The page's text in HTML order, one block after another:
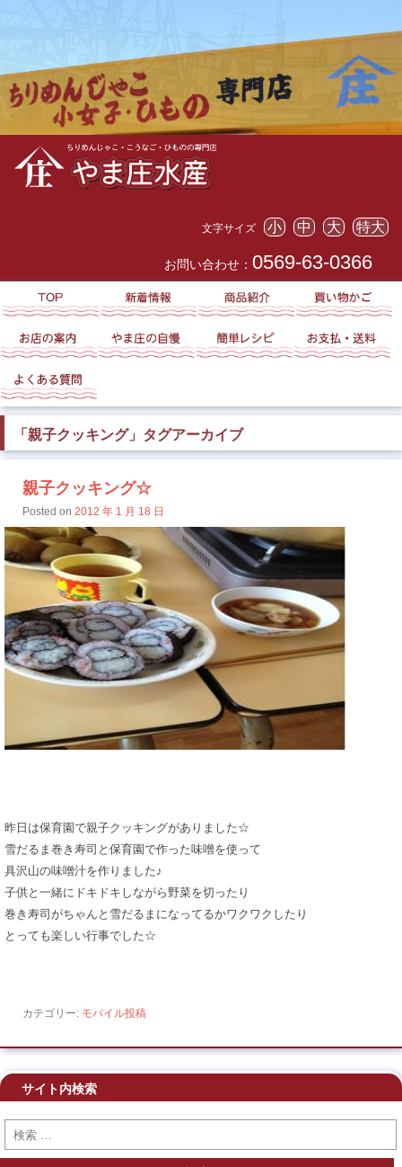
文字サイズ 小 中 大 特大
お問い合わせ： 0569-63-0366
「 親子クッキング」タグアーカイブ
親子クッキング☆
Posted on 2012 年 1 月 18 日
昨日は保育園で親子クッキングがありました☆
雪だるま巻き寿司と保育園で作った味噌を使って
具沢山の味噌汁を作りました♪
子供と一緒にドキドキしながら野菜を切ったり
巻き寿司がちゃんと雪だるまになってるかワクワクしたり
とっても楽しい行事でした☆
カテゴリー: モバイル投稿
サイト内検索
検索